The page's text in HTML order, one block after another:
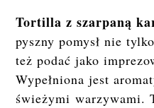
Tortilla z szarpaną
pyszny pomysł nie
też podać jako
Wypełniona jest
świeżymi warzywami.